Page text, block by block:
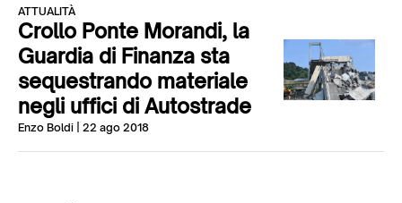
ATTUALITÀ
Crollo Ponte Morandi, la
Guardia di Finanza sta
sequestrando materiale
negli uffici di Autostrade
Enzo Boldi | 22 ago 2018